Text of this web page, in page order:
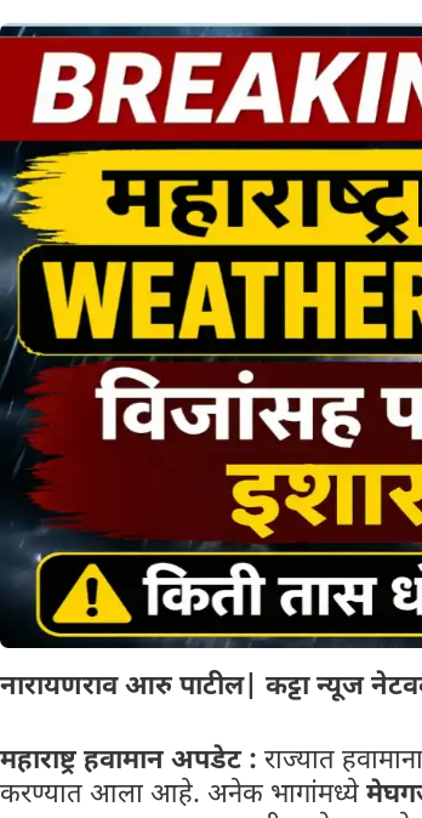
नारायणराव आरु पाटील| कट्टा न्यूज
महाराष्ट्र हवामान अपडेट : राज्यात
करण्यात आला आहे. अनेक भागांमध्ये